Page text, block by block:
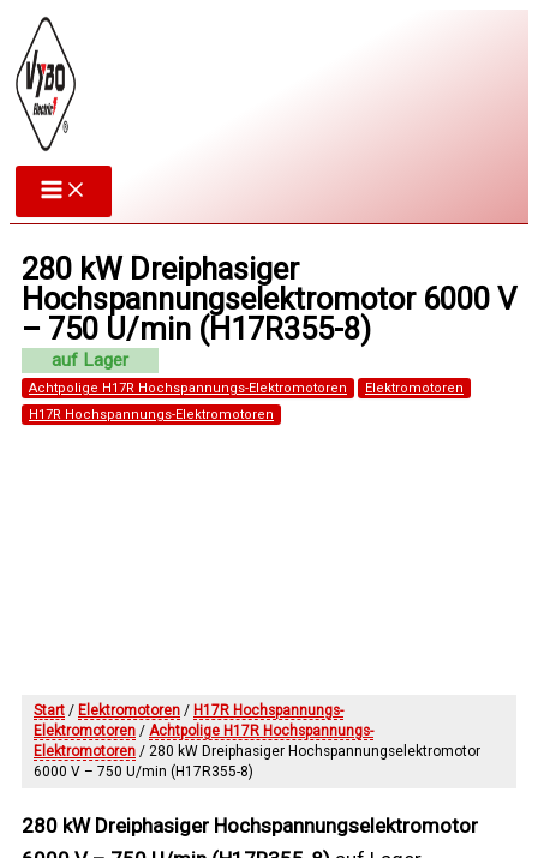
Zum
Inhalt
springen
280 kW Dreiphasiger
Hochspannungselektromotor 6000 V
– 750 U/min (H17R355-8)
Achtpolige H17R Hochspannungs-Elektromotoren
Elektromotoren
H17R Hochspannungs-Elektromotoren
Start / Elektromotoren / H17R Hochspannungs-
Elektromotoren / Achtpolige H17R Hochspannungs-
Elektromotoren / 280 kW Dreiphasiger Hochspannungselektromotor
6000 V – 750 U/min (H17R355-8)
280 kW Dreiphasiger Hochspannungselektromotor